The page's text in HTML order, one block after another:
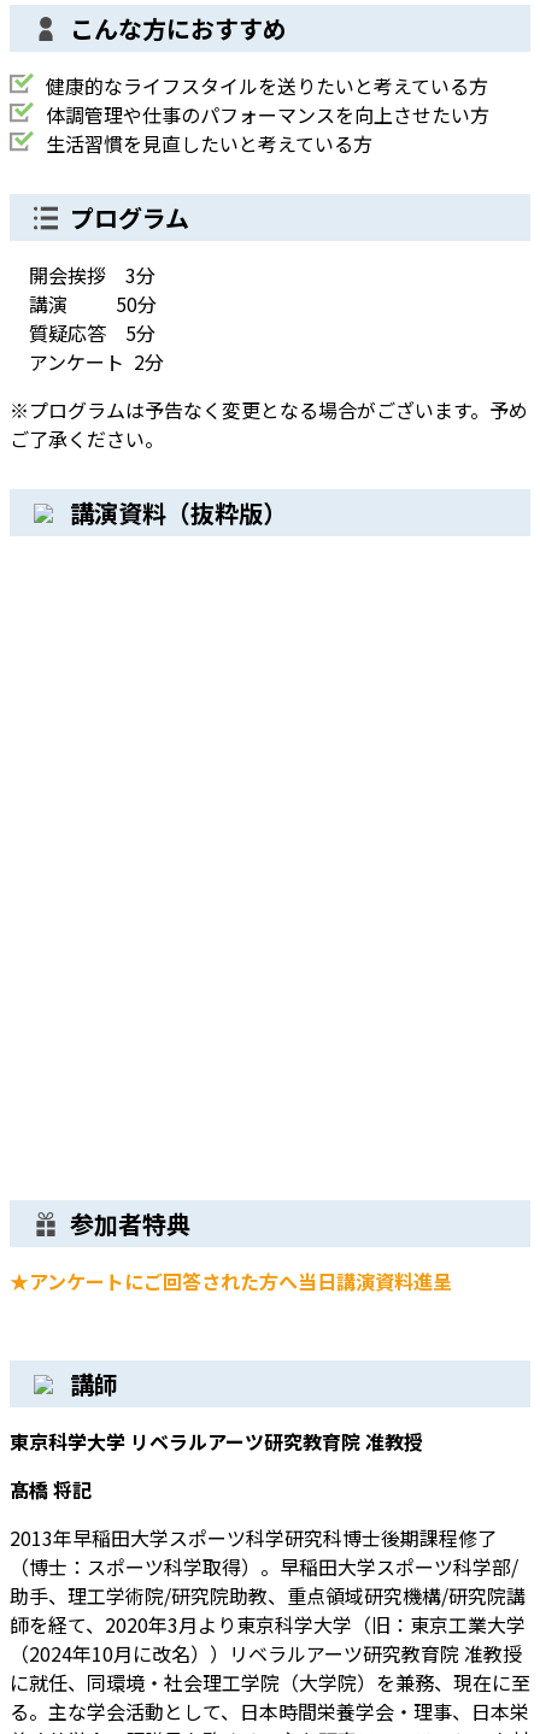
こんな方におすすめ
健康的なライフスタイルを送りたいと考えている方
体調管理や仕事のパフォーマンスを向上させたい方
生活習慣を見直したいと考えている方
プログラム
開会挨拶 3分
講演 50分
質疑応答 5分
アンケート 2分
※プログラムは予告なく変更となる場合がございます。予め
ご了承ください。
講演資料（抜粋版）
参加者特典
★アンケートにご回答された方へ当日講演資料進呈
講師
東京科学大学 リベラルアーツ研究教育院 准教授
髙橋 将記
2013年早稲田大学スポーツ科学研究科博士後期課程修了
（博士：スポーツ科学取得）。早稲田大学スポーツ科学部/
助手、理工学術院/研究院助教、重点領域研究機構/研究院講
師を経て、2020年3月より東京科学大学（旧：東京工業大学
（2024年10月に改名））リベラルアーツ研究教育院 准教授
に就任、同環境・社会理工学院（大学院）を兼務、現在に至
る。主な学会活動として、日本時間栄養学会・理事、日本栄